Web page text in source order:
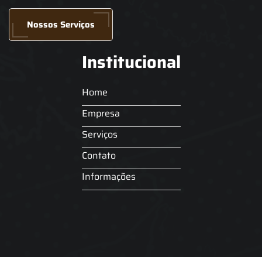
Nossos Serviços
Institucional
Home
Empresa
Serviços
Contato
Informações